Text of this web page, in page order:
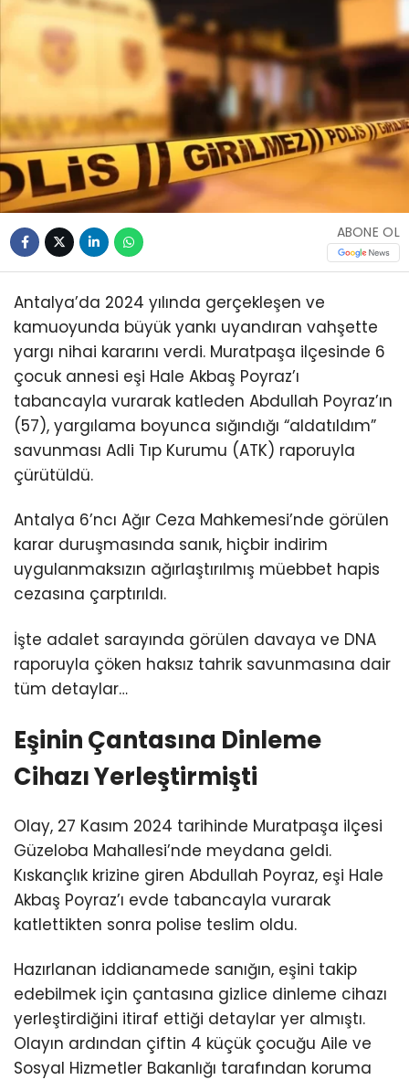
ABONE OL
Antalya’da 2024 yılında gerçekleşen ve
kamuoyunda büyük yankı uyandıran vahşette
yargı nihai kararını verdi. Muratpaşa ilçesinde 6
çocuk annesi eşi Hale Akbaş Poyraz’ı
tabancayla vurarak katleden Abdullah Poyraz’ın
(57), yargılama boyunca sığındığı “aldatıldım”
savunması Adli Tıp Kurumu (ATK) raporuyla
çürütüldü.
Antalya 6’ncı Ağır Ceza Mahkemesi’nde görülen
karar duruşmasında sanık, hiçbir indirim
uygulanmaksızın ağırlaştırılmış müebbet hapis
cezasına çarptırıldı.
İşte adalet sarayında görülen davaya ve DNA
raporuyla çöken haksız tahrik savunmasına dair
tüm detaylar…
Eşinin Çantasına Dinleme
Cihazı Yerleştirmişti
Olay, 27 Kasım 2024 tarihinde Muratpaşa ilçesi
Güzeloba Mahallesi’nde meydana geldi.
Kıskançlık krizine giren Abdullah Poyraz, eşi Hale
Akbaş Poyraz’ı evde tabancayla vurarak
katlettikten sonra polise teslim oldu.
Hazırlanan iddianamede sanığın, eşini takip
edebilmek için çantasına gizlice dinleme cihazı
yerleştirdiğini itiraf ettiği detaylar yer almıştı.
Olayın ardından çiftin 4 küçük çocuğu Aile ve
Sosyal Hizmetler Bakanlığı tarafından koruma